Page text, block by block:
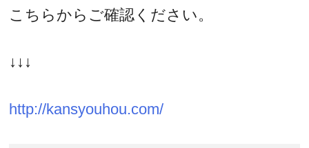
こちらからご確認ください。
↓↓↓
http://kansyouhou.com/